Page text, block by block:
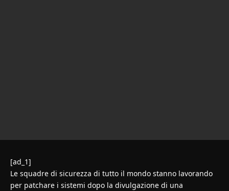
[ad_1]
Le squadre di sicurezza di tutto il mondo stanno lavorando
per patchare i sistemi dopo la divulgazione di una